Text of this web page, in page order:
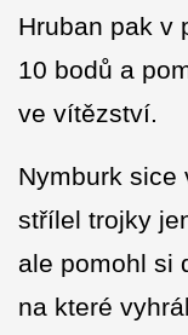
Hruban pak v
10 bodů a
ve vítězství.
Nymburk sice
střílel trojky
ale pomohl si
na které